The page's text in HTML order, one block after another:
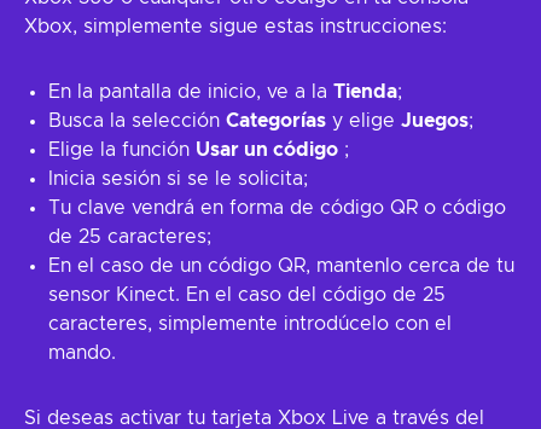
Xbox, simplemente sigue estas instrucciones:
En la pantalla de inicio, ve a la Tienda;
Busca la selección Categorías y elige Juegos;
Elige la función Usar un código ;
Inicia sesión si se le solicita;
Tu clave vendrá en forma de código QR o código
de 25 caracteres;
En el caso de un código QR, mantenlo cerca de tu
sensor Kinect. En el caso del código de 25
caracteres, simplemente introdúcelo con el
mando.
Si deseas activar tu tarjeta Xbox Live a través del